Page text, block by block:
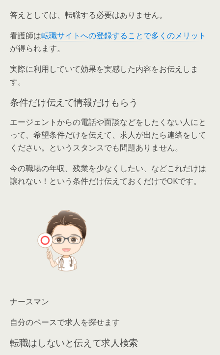
答えとしては、転職する必要はありません。
看護師は転職サイトへの登録することで多くのメリット
が得られます。
実際に利用していて効果を実感した内容をお伝えしま
す。
条件だけ伝えて情報だけもらう
エージェントからの電話や面談などをしたくない人にと
って、 希望条件だけを伝えて、求人が出たら連絡をして
ください。 というスタンスでも問題ありません。
今の職場の年収、残業を少なくしたい、などこれだけは
譲れない！という条件だけ伝えておくだけでOKです。
ナースマン
自分のペースで求人を探せます
転職はしないと伝えて求人検索